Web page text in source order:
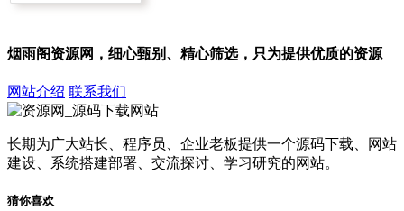
烟雨阁资源网，细心甄别、精心筛选，只为提供优质的资源
网站介绍 联系我们
长期为广大站长、程序员、企业老板提供一个源码下载、网站
建设、系统搭建部署、交流探讨、学习研究的网站。
猜你喜欢